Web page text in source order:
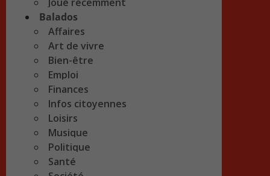
Balados
Affaires
Art de vivre
Bien-être
Emploi
Finances
Infos citoyennes
Loisirs
Musique
Politique
Santé